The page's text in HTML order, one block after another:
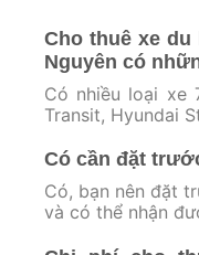
Cho thuê xe
Nguyên có
Có nhiều loại xe
Transit, Hyundai
Có cần đặt
Có, bạn nên đặt
và có thể nhận